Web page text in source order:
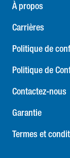
À propos
Carrières
Politique de
Politique de
Contactez-nous
Garantie
Termes et